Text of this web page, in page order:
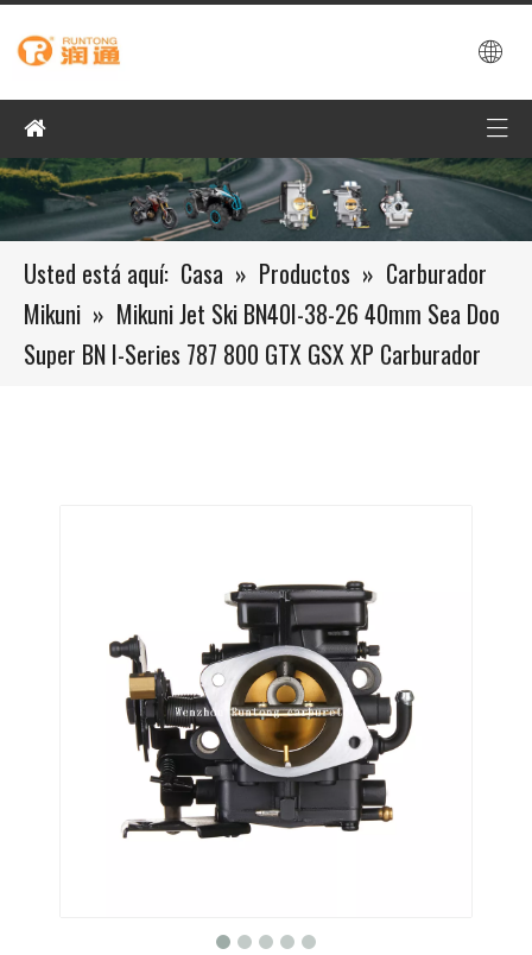
Usted está aquí: Casa » Productos » Carburador
Mikuni » Mikuni Jet Ski BN40I-38-26 40mm Sea Doo
Super BN I-Series 787 800 GTX GSX XP Carburador